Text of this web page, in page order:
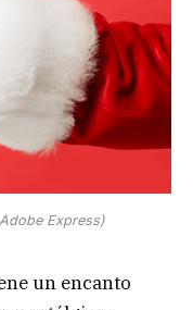
Express)
un encanto